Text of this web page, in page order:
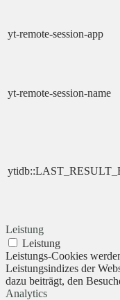
yt-remote-session-app
yt-remote-session-name
Leistung
Leistung
Leistungs-Cookies
Leistungsindizes der
dazu beiträgt, den
Analytics